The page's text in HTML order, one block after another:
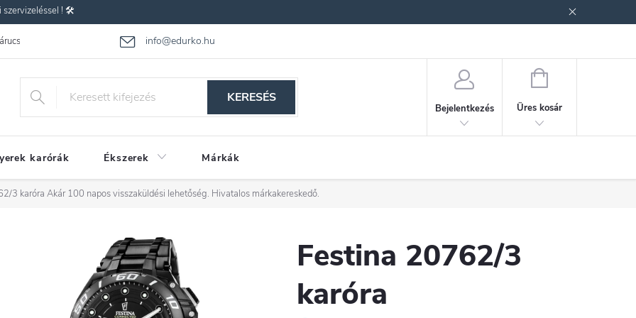
szervizeléssel ! 🛠️
info@edurko.hu
Gyakran ismételt kérdések
KERESÉS
Bejelentkezés
KOSÁR
Üres kosár
karórák Ékszerek Márkák
3 karóra Akár 100 napos visszaküldési lehetőség. Hivatalos márkakereskedő.
Festina 20762/3
karóra